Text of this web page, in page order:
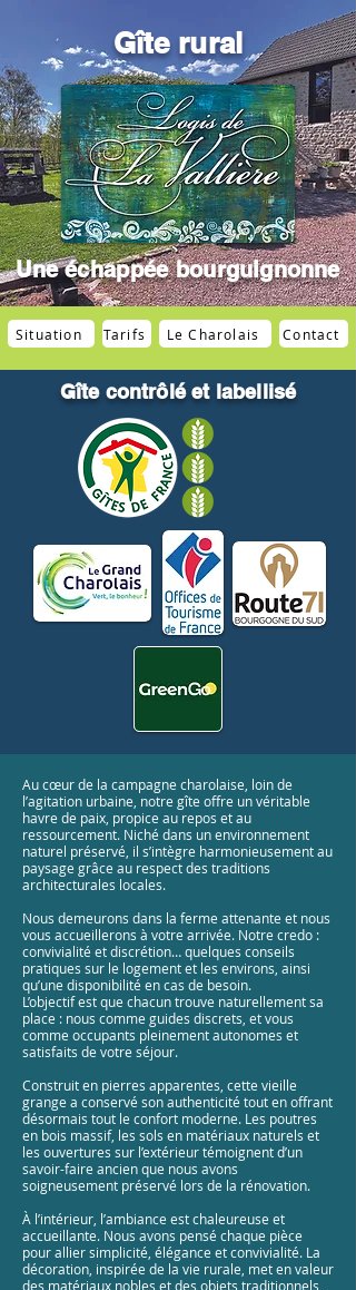
Gîte rural
Uneéchappéebourguignonne
Situation Tarifs Le Charolais Contact
Gîte contrôlé et labellisé
Au cœur de la campagne charolaise, loin de
l’agitation urbaine, notre gîte offre un véritable
havre de paix, propice au repos et au
ressourcement. Niché dans un environnement
naturel préservé, il s’intègre harmonieusement au
paysage grâce au respect des traditions
architecturales locales.
Nous demeurons dans la ferme attenante et nous
vous accueillerons à votre arrivée. Notre credo :
convivialité et discrétion… quelques conseils
pratiques sur le logement et les environs, ainsi
qu’une disponibilité en cas de besoin.
L’objectif est que chacun trouve naturellement sa
place : nous comme guides discrets, et vous
comme occupants pleinement autonomes et
satisfaits de votre séjour.
Construit en pierres apparentes, cette vieille
grange a conservé son authenticité tout en offrant
désormais tout le confort moderne. Les poutres
en bois massif, les sols en matériaux naturels et
les ouvertures sur l’extérieur témoignent d’un
savoir-faire ancien que nous avons
soigneusement préservé lors de la rénovation.
À l’intérieur, l’ambiance est chaleureuse et
accueillante. Nous avons pensé chaque pièce
pour allier simplicité, élégance et convivialité. La
décoration, inspirée de la vie rurale, met en valeur
des matériaux nobles et des objets traditionnels,